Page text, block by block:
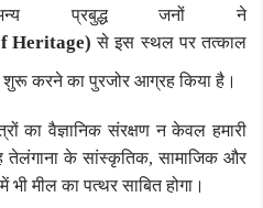
अन्य प्रबुद्ध जनों ने
Heritage) से इस स्थल पर तत्काल
शुरू करने का पुरजोर आग्रह किया है।
का वैज्ञानिक संरक्षण न केवल हमारी
तेलंगाना के सांस्कृतिक, सामाजिक और
मील का पत्थर साबित होगा।